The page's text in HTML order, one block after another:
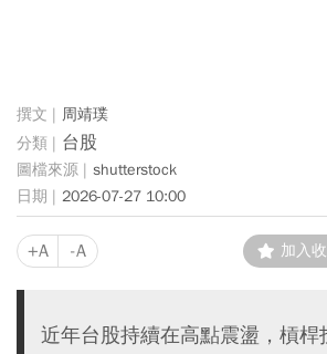
周靖璞
台股
shutterstock
2026-07-27 10:00
+A -A 加入
近年台股持續在高點震盪，槓桿